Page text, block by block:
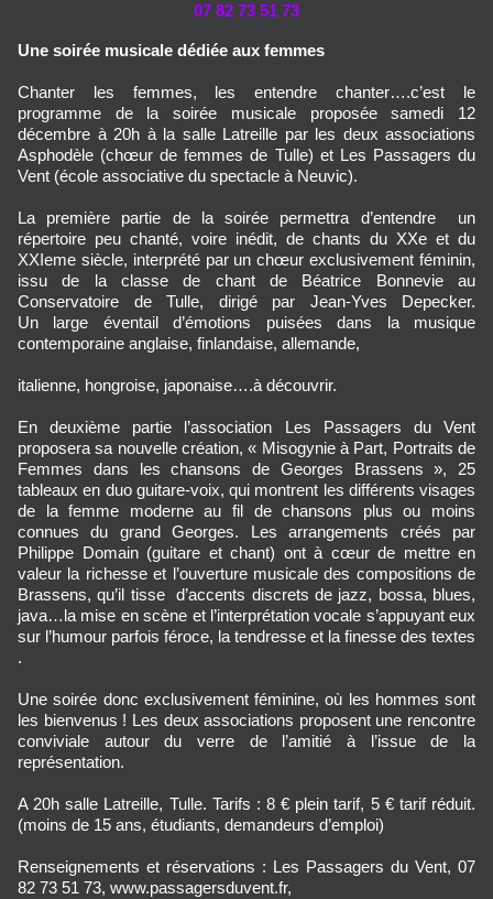
07 82 73 51 73
Une soirée musicale dédiée aux femmes
Chanter les femmes, les entendre chanter….c’est le
programme de la soirée musicale proposée samedi 12
décembre à 20h à la salle Latreille par les deux associations
Asphodèle (chœur de femmes de Tulle) et Les Passagers du
Vent (école associative du spectacle à Neuvic).
La première partie de la soirée permettra d’entendre un
répertoire peu chanté, voire inédit, de chants du XXe et du
XXIeme siècle, interprété par un chœur exclusivement féminin,
issu de la classe de chant de Béatrice Bonnevie au
Conservatoire de Tulle, dirigé par Jean-Yves Depecker.
Un large éventail d’émotions puisées dans la musique
contemporaine anglaise, finlandaise, allemande,
italienne, hongroise, japonaise….à découvrir.
En deuxième partie l’association Les Passagers du Vent
proposera sa nouvelle création, « Misogynie à Part, Portraits de
Femmes dans les chansons de Georges Brassens », 25
tableaux en duo guitare-voix, qui montrent les différents visages
de la femme moderne au fil de chansons plus ou moins
connues du grand Georges. Les arrangements créés par
Philippe Domain (guitare et chant) ont à cœur de mettre en
valeur la richesse et l’ouverture musicale des compositions de
Brassens, qu’il tisse d’accents discrets de jazz, bossa, blues,
java…la mise en scène et l’interprétation vocale s’appuyant eux
sur l’humour parfois féroce, la tendresse et la finesse des textes
.
Une soirée donc exclusivement féminine, où les hommes sont
les bienvenus ! Les deux associations proposent une rencontre
conviviale autour du verre de l’amitié à l’issue de la
représentation.
A 20h salle Latreille, Tulle. Tarifs : 8 € plein tarif, 5 € tarif réduit.
(moins de 15 ans, étudiants, demandeurs d’emploi)
Renseignements et réservations : Les Passagers du Vent, 07
82 73 51 73, www.passagersduvent.fr,